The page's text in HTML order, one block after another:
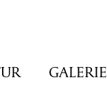
Navigation
überspringen
GALERIE